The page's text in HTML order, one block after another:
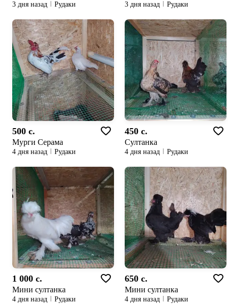
3 дня назад Рудаки 3 дня назад Рудаки
500 c.
Мурги Серама
4 дня назад Рудаки
450 c.
Султанка
4 дня назад Рудаки
1 000 c.
Мини султанка
4 дня назад Рудаки
650 c.
Мини султанка
4 дня назад Рудаки